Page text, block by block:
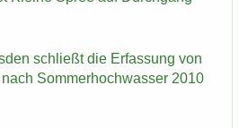
schließt die Er­fas­sung von
nach Som­mer­hoch­was­ser 2010